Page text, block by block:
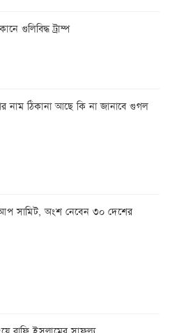
গুলিবিদ্ধ ট্রাম্প
নাম ঠিকানা আছে কি না জানাবে গুগল
সামিট, অংশ নেবেন ৩০ দেশের